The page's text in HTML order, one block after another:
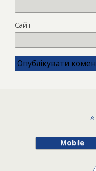
Сайт
Mobile